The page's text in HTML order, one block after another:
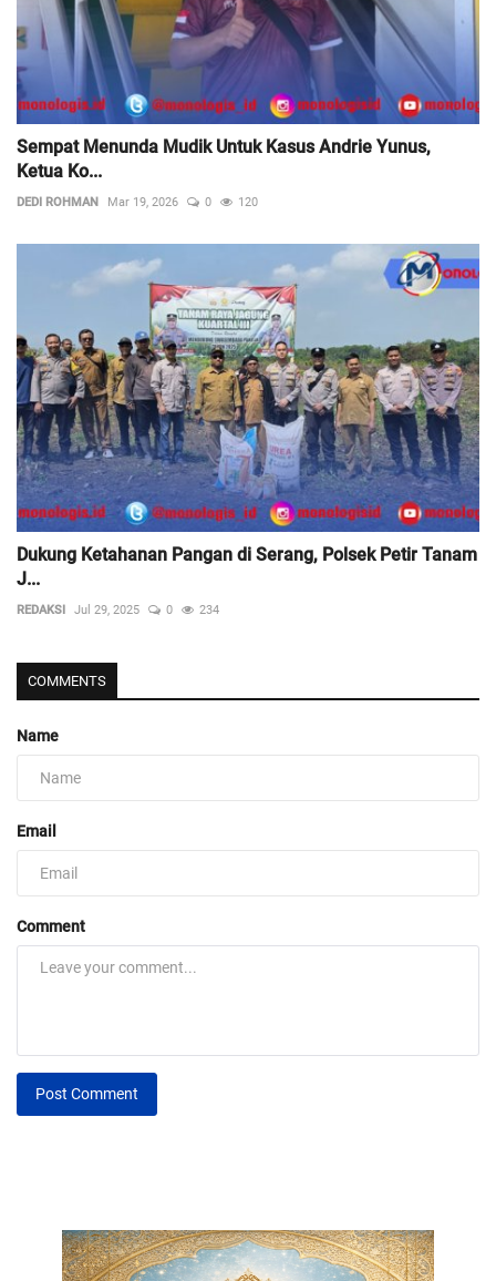
Sempat Menunda Mudik Untuk Kasus Andrie Yunus,
Ketua Ko...
DEDI ROHMAN Mar 19, 2026 0 120
Dukung Ketahanan Pangan di Serang, Polsek Petir Tanam
J...
REDAKSI Jul 29, 2025 0 234
COMMENTS
Name
Email
Comment
Post Comment